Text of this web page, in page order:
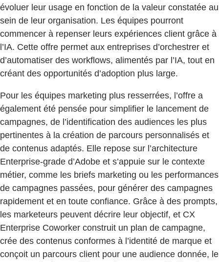
évoluer leur usage en fonction de la valeur constatée au
sein de leur organisation. Les équipes pourront
commencer à repenser leurs expériences client grâce à
l’IA. Cette offre permet aux entreprises d’orchestrer et
d’automatiser des workflows, alimentés par l’IA, tout en
créant des opportunités d’adoption plus large.
Pour les équipes marketing plus resserrées, l’offre a
également été pensée pour simplifier le lancement de
campagnes, de l’identification des audiences les plus
pertinentes à la création de parcours personnalisés et
de contenus adaptés. Elle repose sur l’architecture
Enterprise-grade d’Adobe et s’appuie sur le contexte
métier, comme les briefs marketing ou les performances
de campagnes passées, pour générer des campagnes
rapidement et en toute confiance. Grâce à des prompts,
les marketeurs peuvent décrire leur objectif, et CX
Enterprise Coworker construit un plan de campagne,
crée des contenus conformes à l’identité de marque et
conçoit un parcours client pour une audience donnée, le